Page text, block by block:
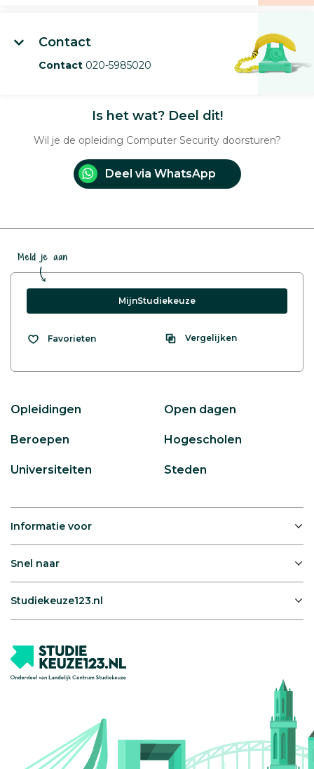
Contact
Contact 020-5985020
Is het wat? Deel dit!
Wil je de opleiding Computer Security doorsturen?
Deel via WhatsApp
Meld je aan
MijnStudiekeuze
Favorieten Vergelijken
Opleidingen Open dagen
Beroepen Hogescholen
Universiteiten Steden
Informatie voor
Snel naar
Studiekeuze123.nl